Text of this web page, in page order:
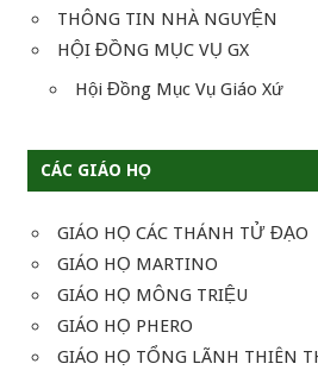
THÔNG TIN NHÀ NGUYỆN
HỘI ĐỒNG MỤC VỤ GX
Hội Đồng Mục Vụ Giáo Xứ
CÁC GIÁO HỌ
GIÁO HỌ CÁC THÁNH TỬ ĐẠO
GIÁO HỌ MARTINO
GIÁO HỌ MÔNG TRIỆU
GIÁO HỌ PHERO
GIÁO HỌ TỔNG LÃNH THIÊN